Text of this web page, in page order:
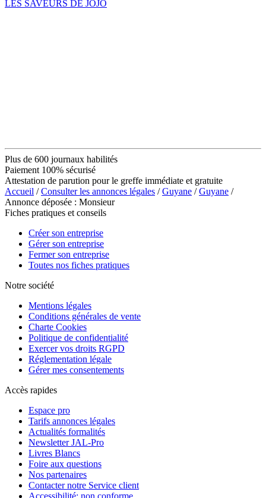
LES SAVEURS DE JOJO
Plus de 600 journaux habilités
Paiement 100% sécurisé
Attestation de parution pour le greffe immédiate et gratuite
Accueil /Consulter les annonces légales /Guyane /Guyane /
Annonce déposée : Monsieur
Fiches pratiques et conseils
Créer son entreprise
Gérer son entreprise
Fermer son entreprise
Toutes nos fiches pratiques
Notre société
Mentions légales
Conditions générales de vente
Charte Cookies
Politique de confidentialité
Exercer vos droits RGPD
Réglementation légale
Gérer mes consentements
Accès rapides
Espace pro
Tarifs annonces légales
Actualités formalités
Newsletter JAL-Pro
Livres Blancs
Foire aux questions
Nos partenaires
Contacter notre Service client
Accessibilité: non conforme